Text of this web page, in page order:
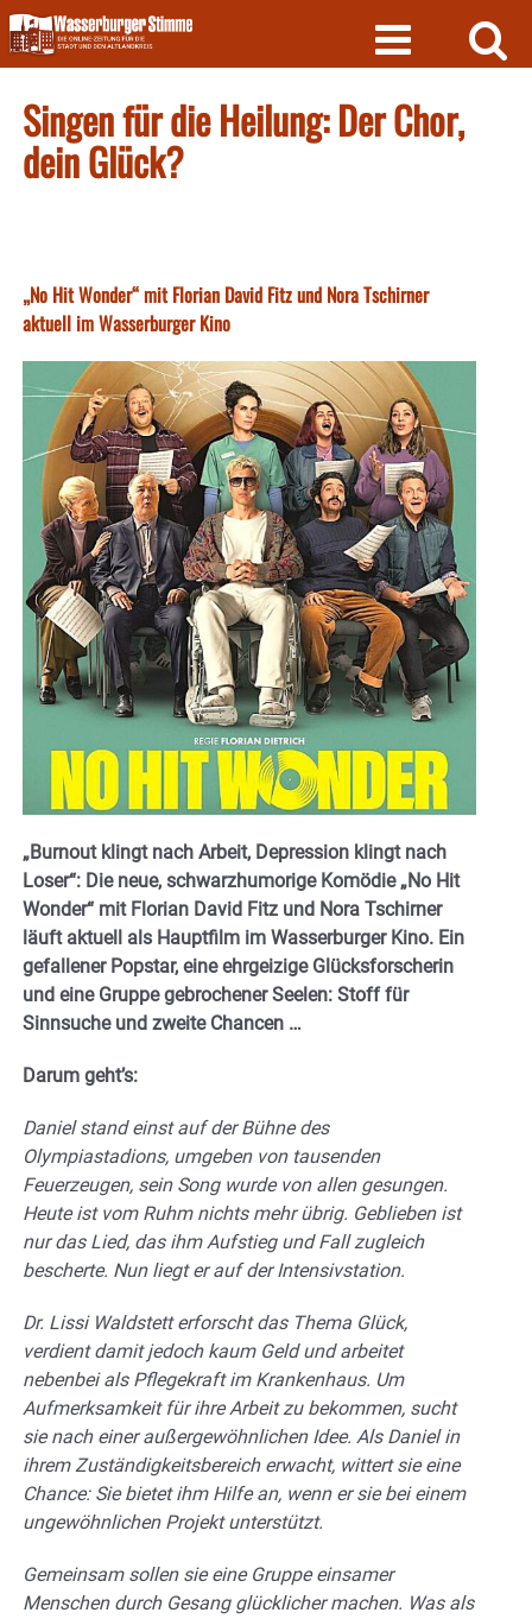
Skip
to
content
Singen für die Heilung: Der Chor,
dein Glück?
„No Hit Wonder“ mit Florian David Fitz und Nora Tschirner
aktuell im Wasserburger Kino
„Burnout klingt nach Arbeit, Depression klingt nach
Loser“: Die neue, schwarzhumorige Komödie „No Hit
Wonder“ mit Florian David Fitz und Nora Tschirner
läuft aktuell als Hauptfilm im Wasserburger Kino. Ein
gefallener Popstar, eine ehrgeizige Glücksforscherin
und eine Gruppe gebrochener Seelen: Stoff für
Sinnsuche und zweite Chancen …
Darum geht’s:
Daniel stand einst auf der Bühne des
Olympiastadions, umgeben von tausenden
Feuerzeugen, sein Song wurde von allen gesungen.
Heute ist vom Ruhm nichts mehr übrig. Geblieben ist
nur das Lied, das ihm Aufstieg und Fall zugleich
bescherte. Nun liegt er auf der Intensivstation.
Dr. Lissi Waldstett erforscht das Thema Glück,
verdient damit jedoch kaum Geld und arbeitet
nebenbei als Pflegekraft im Krankenhaus. Um
Aufmerksamkeit für ihre Arbeit zu bekommen, sucht
sie nach einer außergewöhnlichen Idee. Als Daniel in
ihrem Zuständigkeitsbereich erwacht, wittert sie eine
Chance: Sie bietet ihm Hilfe an, wenn er sie bei einem
ungewöhnlichen Projekt unterstützt.
Gemeinsam sollen sie eine Gruppe einsamer
Menschen durch Gesang glücklicher machen. Was als